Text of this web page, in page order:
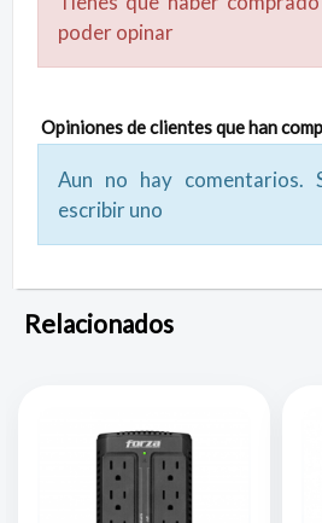
poder opinar
Opiniones de clientes que han
Aun no hay comentarios.
escribir uno
Relacionados